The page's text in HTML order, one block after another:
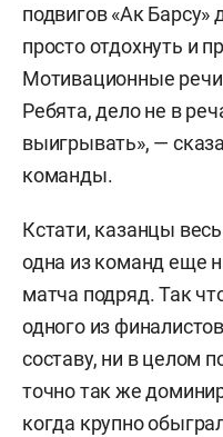
подвигов «Ак
просто отдохнуть и
Мотивационные
Ребята, дело не в
выигрывать», —
команды.
Кстати, казанцы
одна из команд еще
матча подряд. Так
одного из
составу, ни в целом
точно так же
когда крупно